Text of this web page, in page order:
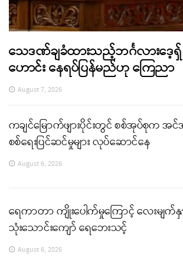
သေဒဏ်ချခံထားသည့်ဘင်္ဂလားဒေ့ရှ်
ဟောင်း နေရပ်ပြန်မည်ဟု ကြေညာ
August 7, 2026
ကချင်မြောက်ဖျားပိုင်းတွင် စစ်အုပ်စုက အ
စစ်ရေးပြင်ဆင်မှုများ လုပ်ဆောင်နေ
August 6, 2026
ရေကာတာ ကျိုးပေါက်မှုကြောင့် လေးမျက်
သုံးသောင်းကျော် ရေဘေးသင့်
August 6, 2026